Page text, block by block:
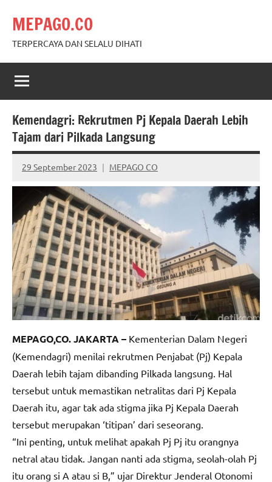
content
MEPAGO.CO
TERPERCAYA DAN SELALU DIHATI
Kemendagri: Rekrutmen Pj Kepala Daerah Lebih
Tajam dari Pilkada Langsung
29 September 2023 MEPAGO CO
No
comments
MEPAGO,CO. JAKARTA – Kementerian Dalam Negeri
(Kemendagri) menilai rekrutmen Penjabat (Pj) Kepala
Daerah lebih tajam dibanding Pilkada langsung. Hal
tersebut untuk memastikan netralitas dari Pj Kepala
Daerah itu, agar tak ada stigma jika Pj Kepala Daerah
tersebut merupakan ‘titipan’ dari seseorang.
“Ini penting, untuk melihat apakah Pj Pj itu orangnya
netral atau tidak. Jangan nanti ada stigma, seolah-olah Pj
itu orang si A atau si B,” ujar Direktur Jenderal Otonomi